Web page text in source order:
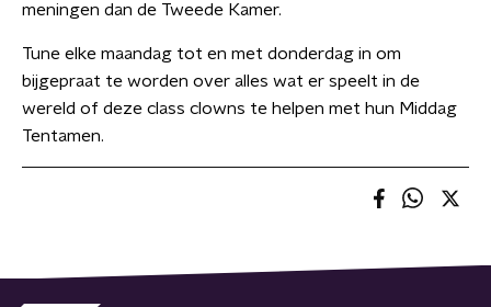
meningen dan de Tweede Kamer.
Tune elke maandag tot en met donderdag in om
bijgepraat te worden over alles wat er speelt in de
wereld of deze class clowns te helpen met hun Middag
Tentamen.